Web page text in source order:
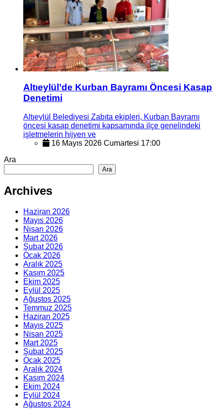
Altıeylül’de Kurban Bayramı Öncesi Kasap
Denetimi
Altıeylül Belediyesi Zabıta ekipleri, Kurban Bayramı
öncesi kasap denetimi kapsamında ilçe genelindeki
işletmelerin hijyen ve
16 Mayıs 2026 Cumartesi 17:00
Ara
Ara
Archives
Haziran 2026
Mayıs 2026
Nisan 2026
Mart 2026
Şubat 2026
Ocak 2026
Aralık 2025
Kasım 2025
Ekim 2025
Eylül 2025
Ağustos 2025
Temmuz 2025
Haziran 2025
Mayıs 2025
Nisan 2025
Mart 2025
Şubat 2025
Ocak 2025
Aralık 2024
Kasım 2024
Ekim 2024
Eylül 2024
Ağustos 2024